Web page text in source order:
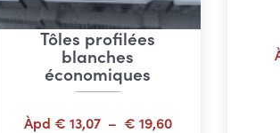
Tôles profilées
blanches
économiques
Àpd € 13,07 – € 19,60Plage